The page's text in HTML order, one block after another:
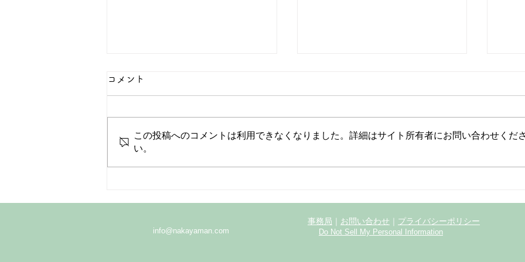
荒巻永和台町内会
コメント
この投稿へのコメントは利用できなくなりました。詳細はサイト所有者にお問い合わせくださ
い。
info@nakayaman.com
事務局 お問い合わせ プライバシーポリシー
Do Not Sell My Personal Information